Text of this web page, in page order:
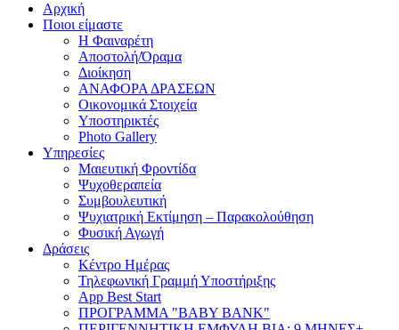
Αρχική
Ποιοι είμαστε
Η Φαιναρέτη
Αποστολή/Όραμα
Διοίκηση
ΑΝΑΦΟΡΑ ΔΡΑΣΕΩΝ
Οικονομικά Στοιχεία
Υποστηρικτές
Photo Gallery
Υπηρεσίες
Μαιευτική Φροντίδα
Ψυχοθεραπεία
Συμβουλευτική
Ψυχιατρική Εκτίμηση – Παρακολούθηση
Φυσική Αγωγή
Δράσεις
Κέντρο Ημέρας
Τηλεφωνική Γραμμή Υποστήριξης
App Best Start
ΠΡΟΓΡΑΜΜΑ "BABY BANK"